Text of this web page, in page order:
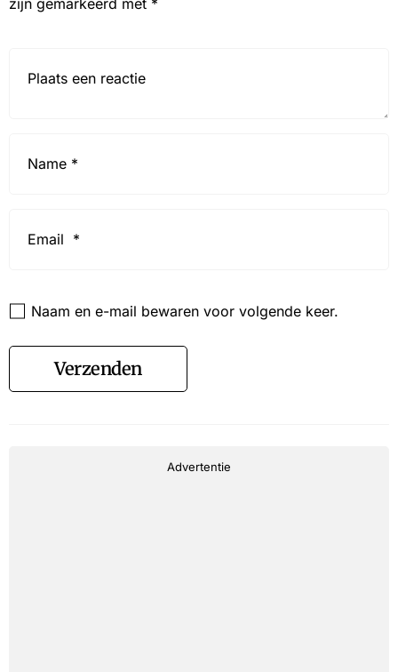
Naam en e-mail bewaren voor volgende keer.
Verzenden
Advertentie